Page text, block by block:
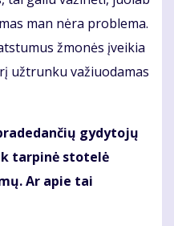
man nėra problema.
žmonės įveikia
užtrunku važiuodamas
gydytojų
tarpinė stotelė
Ar apie tai